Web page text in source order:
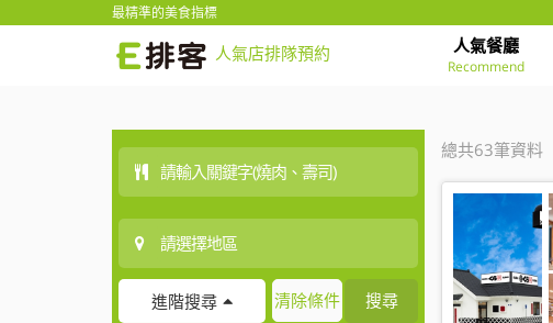
最精準的美食指標
人氣店排隊預約 人氣餐廳
Recommend
進階搜尋 清除條件 搜尋
總共63筆資料